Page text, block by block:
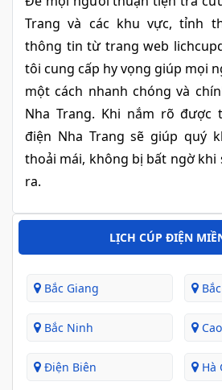
Trang và các khu vực, tỉnh
thông tin từ trang web
tôi cung cấp hy vọng giúp mọi
một cách nhanh chóng và
Nha Trang. Khi nắm rõ
điện Nha Trang sẽ giúp quý
thoải mái, không bị bất ngờ khi
ra.
LỊCH CÚP ĐIỆN
Bắc Giang
Bắc Ninh
Điện Biên Hà